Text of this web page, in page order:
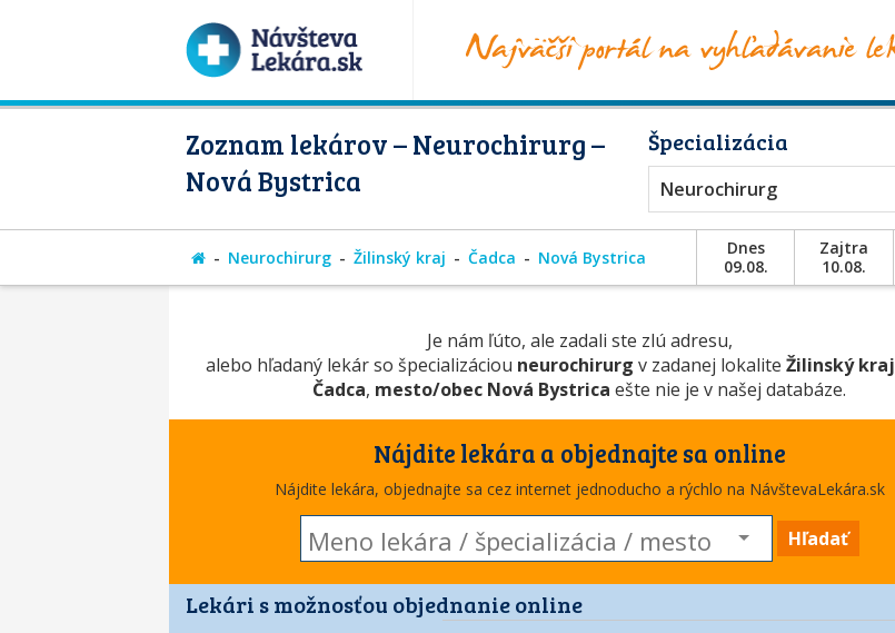
Zoznam lekárov – Neurochirurg –
Nová Bystrica
Špecializácia
Neurochirurg
Neurochirurg Žilinský kraj Čadca Nová Bystrica
Dnes
09.08.
Zajtra
10.08.
Je nám ľúto, ale zadali ste zlú adresu,
alebo hľadaný lekár so špecializáciou neurochirurg v zadanej lokalite Žilinský kraj
Čadca, mesto/obec Nová Bystrica ešte nie je v našej databáze.
Nájdite lekára a objednajte sa online
Nájdite lekára, objednajte sa cez internet jednoducho a rýchlo na NávštevaLekára.sk
Hľadať
Lekári s možnosťou objednanie online